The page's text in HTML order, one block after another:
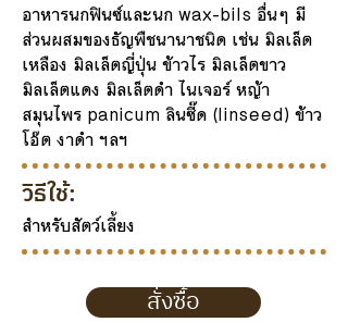
อาหารนกฟินซ์และนก wax-bils อื่นๆ มี
ส่วนผสมของธัญพืชนานาชนิด เช่น มิลเล็ต
เหลือง มิลเล็ตญี่ปุ่น ข้าวไร มิลเล็ตขาว
มิลเล็ตแดง มิลเล็ตดำ ไนเจอร์ หญ้า
สมุนไพร panicum ลินซี๊ด (linseed) ข้าว
โอ๊ต งาดำ ฯลฯ
วิธีใช้:
สำหรับสัตว์เลี้ยง
สั่งซื้อ